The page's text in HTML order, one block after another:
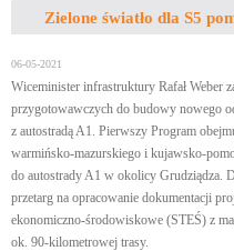
Zielone światło dla S5
06-05-2021
Wiceminister infrastruktury Rafał Weber
przygotowawczych do budowy nowego
z autostradą A1. Pierwszy Program
warmińsko-mazurskiego i kujawsko-
do autostrady A1 w okolicy Grudziądza.
przetarg na opracowanie dokumentacji
ekonomiczno-środowiskowe (STEŚ) z
ok. 90-kilometrowej trasy.